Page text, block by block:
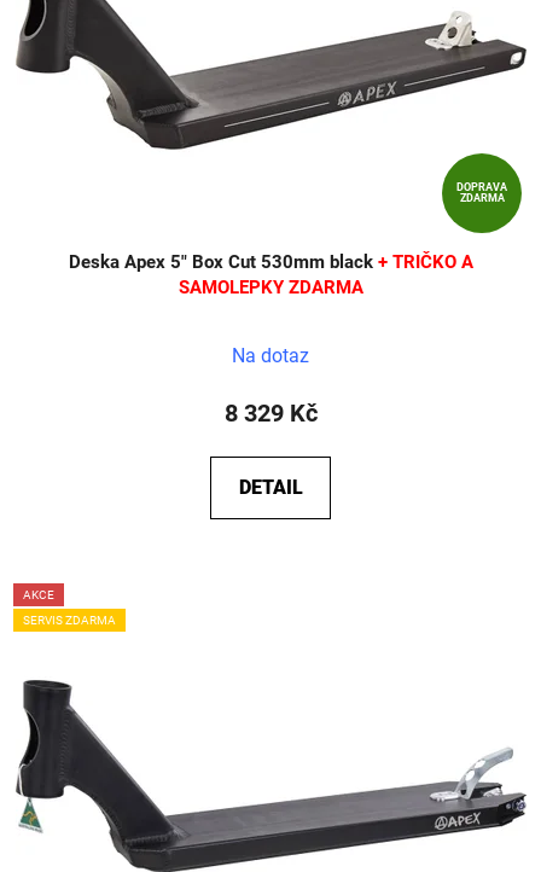
DOPRAVA
ZDARMA
Deska Apex 5" Box Cut 530mm black + TRIČKO A
SAMOLEPKY ZDARMA
Na dotaz
8 329 Kč
DETAIL
AKCE
SERVIS ZDARMA